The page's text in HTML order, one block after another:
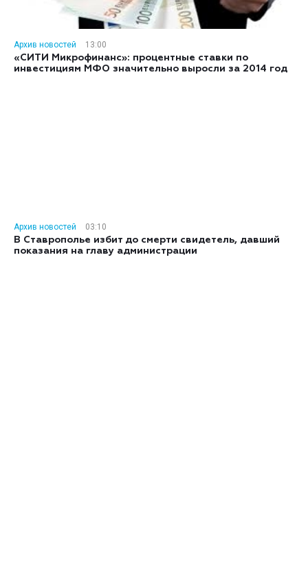
Архив новостей
13:00
«СИТИ Микрофинанс»: процентные ставки по
инвестициям МФО значительно выросли за 2014 год
Архив новостей
03:10
В Ставрополье избит до смерти свидетель, давший
показания на главу администрации